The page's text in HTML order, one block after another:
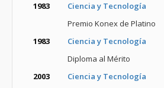
1983
Ciencia y Tecnología
Premio Konex de Platino
1983
Ciencia y Tecnología
Diploma al Mérito
2003
Ciencia y Tecnología